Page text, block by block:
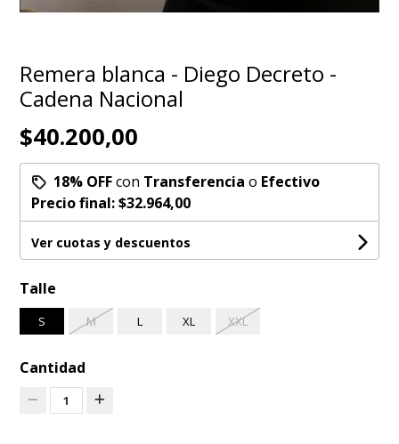
Remera blanca - Diego Decreto -
Cadena Nacional
$40.200,00
18% OFFcon Transferencia o Efectivo
Precio final:$32.964,00
Ver cuotas y descuentos
Talle
S M L XL XXL
Cantidad
1